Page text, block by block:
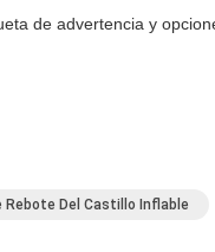
de advertencia y
Rebote Del Castillo Inflable